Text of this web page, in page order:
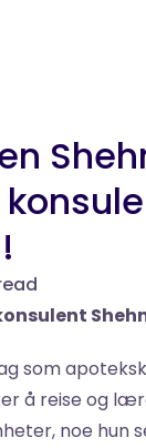
som
å reise og
noe hun